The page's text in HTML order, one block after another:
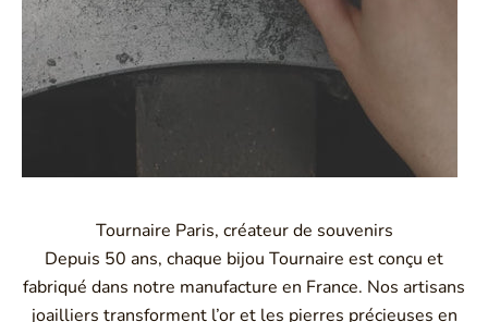
Tournaire Paris, créateur de souvenirs
Depuis 50 ans, chaque bijou Tournaire est conçu et
fabriqué dans notre manufacture en France. Nos artisans
joailliers transforment l’or et les pierres précieuses en